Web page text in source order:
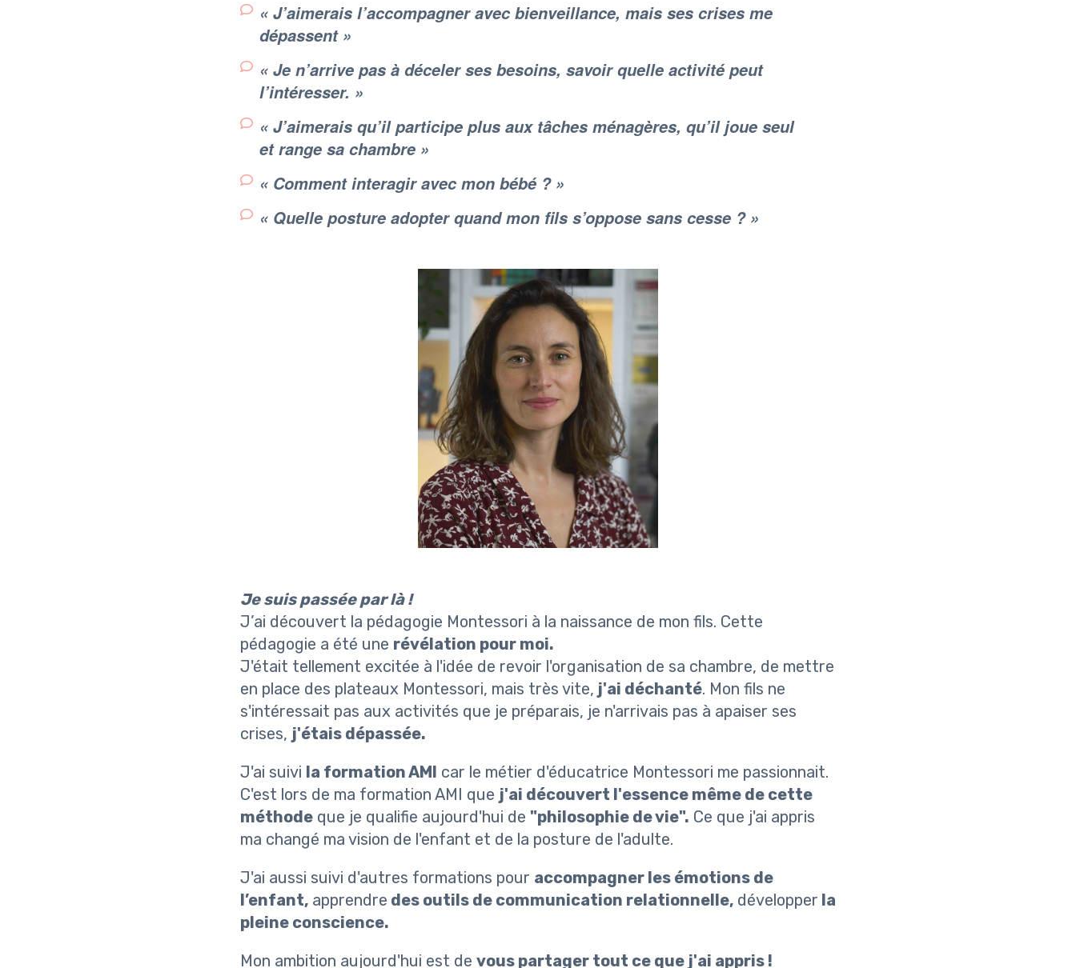
« J’aimerais l’accompagner avec bienveillance, mais ses crises me
dépassent »
« Je n’arrive pas à déceler ses besoins, savoir quelle activité peut
l’intéresser. »
« J’aimerais qu’il participe plus aux tâches ménagères, qu’il joue seul
et range sa chambre »
« Comment interagir avec mon bébé ? »
« Quelle posture adopter quand mon fils s’oppose sans cesse ? »
Je suis passée par là !
J’ai découvert la pédagogie Montessori à la naissance de mon fils. Cette
pédagogie a été une révélation pour moi.
J'était tellement excitée à l'idée de revoir l'organisation de sa chambre, de mettre
en place des plateaux Montessori, mais très vite, j'ai déchanté. Mon fils ne
s'intéressait pas aux activités que je préparais, je n'arrivais pas à apaiser ses
crises, j'étais dépassée.
J'ai suivi la formation AMI car le métier d'éducatrice Montessori me passionnait.
C'est lors de ma formation AMI que j'ai découvert l'essence même de cette
méthode que je qualifie aujourd'hui de "philosophie de vie". Ce que j'ai appris
ma changé ma vision de l'enfant et de la posture de l'adulte.
J'ai aussi suivi d'autres formations pour accompagner les émotions de
l’enfant, apprendre des outils de communication relationnelle, développer la
pleine conscience.
Mon ambition aujourd'hui est de vous partager tout ce que j'ai appris !